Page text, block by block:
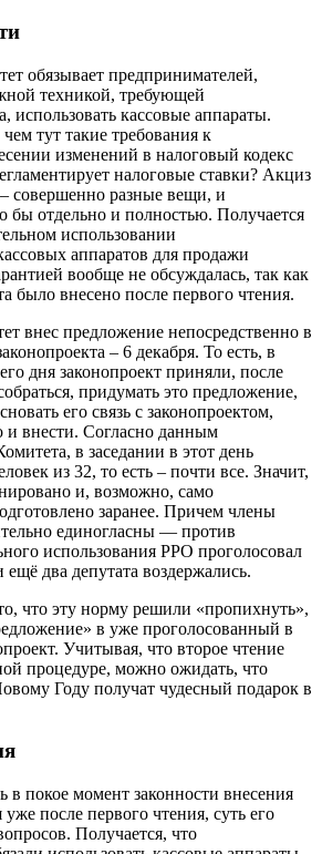
обязывает предпринимателей,
техникой, требующей
использовать кассовые аппараты.
тут такие требования к
изменений в налоговый кодекс
налоговые ставки? Акциз
совершенно разные вещи, и
бы отдельно и полностью. Получается
использовании
аппаратов для продажи
вообще не обсуждалась, так как
было внесено после первого чтения.
внес предложение непосредственно в
– 6 декабря. То есть, в
дня законопроект приняли, после
придумать это предложение,
его связь с законопроектом,
и внести. Согласно данным
в заседании в этот день
из 32, то есть – почти все. Значит,
и, возможно, само
заранее. Причем члены
единогласны — против
использования РРО проголосовал
ещё два депутата воздержались.
что эту норму решили «пропихнуть»,
в уже проголосованный в
Учитывая, что второе чтение
процедуре, можно ожидать, что
Году получат чудесный подарок в
в покое момент законности внесения
после первого чтения, суть его
Получается, что